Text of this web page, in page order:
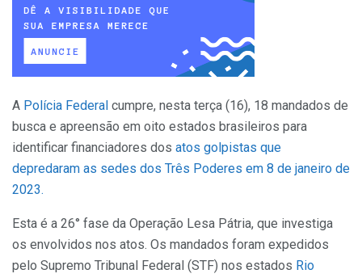
A Polícia Federal cumpre, nesta terça (16), 18 mandados de
busca e apreensão em oito estados brasileiros para
identificar financiadores dos atos golpistas que
depredaram as sedes dos Três Poderes em 8 de janeiro de
2023.
Esta é a 26° fase da Operação Lesa Pátria, que investiga
os envolvidos nos atos. Os mandados foram expedidos
pelo Supremo Tribunal Federal (STF) nos estados Rio